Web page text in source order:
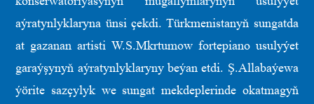
aýratynlyklaryna ünsi çekdi. Türkmenistanyň sungatda
at gazanan artisti W.S.Mkrtumow fortepiano usulyýet
garaýşynyň aýratynlyklaryny beýan etdi. Ş.Allabaýewa
ýörite sazçylyk we sungat mekdeplerinde okatmagyň